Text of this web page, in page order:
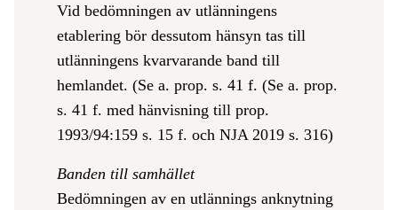
Vid bedömningen av utlänningens
etablering bör dessutom hänsyn tas till
utlänningens kvarvarande band till
hemlandet. (Se a. prop. s. 41 f. (Se a. prop.
s. 41 f. med hänvisning till prop.
1993/94:159 s. 15 f. och NJA 2019 s. 316)
Banden till samhället
Bedömningen av en utlännings anknytning